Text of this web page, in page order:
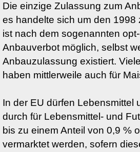
Die einzige Zulassung zum
es handelte sich um den
ist nach dem sogenannten
Anbauverbot möglich, selbst
Anbauzulassung existiert.
haben mittlerweile auch für
In der EU dürfen Lebensmittel
durch für Lebensmittel- und
bis zu einem Anteil von 0,9 %
vermarktet werden, sofern